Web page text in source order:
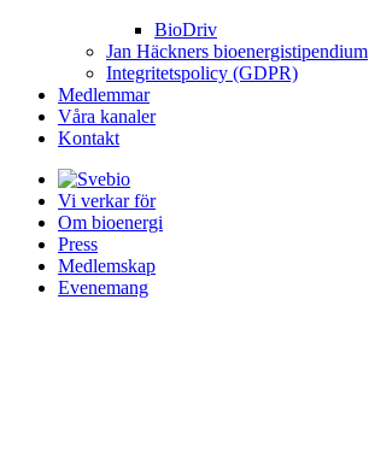
BioDriv
Jan Häckners bioenergistipendium
Integritetspolicy (GDPR)
Medlemmar
Våra kanaler
Kontakt
Vi verkar för
Om bioenergi
Press
Medlemskap
Evenemang